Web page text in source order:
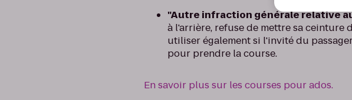
"Autre infraction générale relative
à l'arrière, refuse de mettre sa ceinture
utiliser également si l'invité du
pour prendre la course.
En savoir plus sur les courses pour ados.